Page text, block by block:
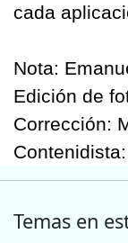
cada
Nota:
Edición de
Corrección:
Temas en